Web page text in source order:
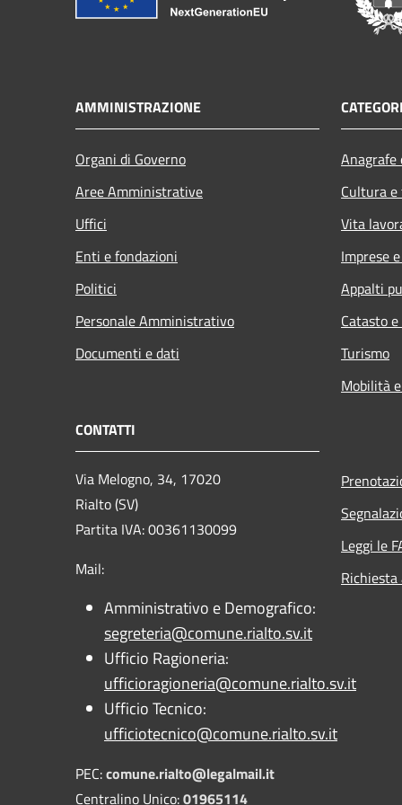
AMMINISTRAZIONE
Organi di Governo
Aree Amministrative
Uffici
Enti e fondazioni
Politici
Personale Amministrativo
Documenti e dati
Cultura
Vita
Imprese
Appalti
Catasto
Turismo
Mobilità
CONTATTI
Via Melogno, 34, 17020
Rialto (SV)
Partita IVA: 00361130099
Mail:
Amministrativo e Demografico:
segreteria@comune.rialto.sv.it
Ufficio Ragioneria:
ufficioragioneria@comune.rialto.sv.it
Ufficio Tecnico:
ufficiotecnico@comune.rialto.sv.it
PEC:comune.rialto@legalmail.it
Centralino Unico:01965114
Leggi le